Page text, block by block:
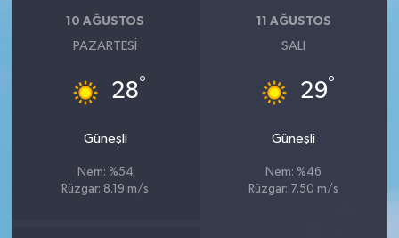
10 AĞUSTOS
PAZARTESI
28°
Güneşli
Nem: %54
Rüzgar: 8.19 m/s
11 AĞUSTOS
SALI
29°
Güneşli
Nem: %46
Rüzgar: 7.50 m/s